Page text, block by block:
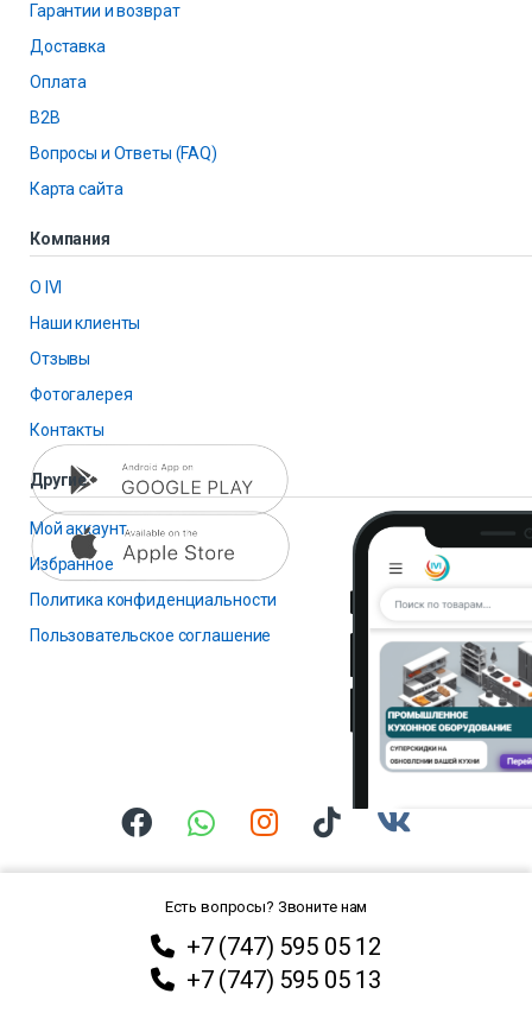
Гарантии и возврат
Доставка
Оплата
B2B
Вопросы и Ответы (FAQ)
Карта сайта
Компания
О IVI
Наши клиенты
Отзывы
Фотогалерея
Контакты
Другие
Мой аккаунт
Избранное
Политика конфиденциальности
Пользовательское соглашение
Есть вопросы? Звоните нам
+7 (747) 595 05 12
+7 (747) 595 05 13